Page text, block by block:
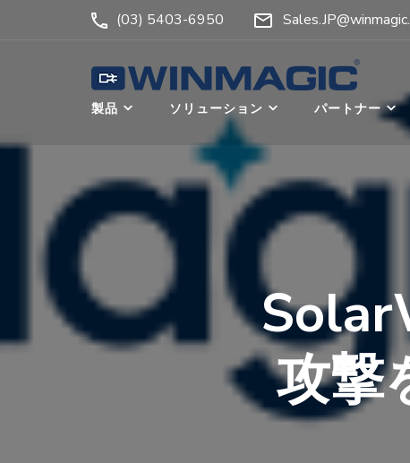
へ
(Enter
押
(03) 5403-6950
ウィンマジック・ジャ
Authicate. Encrypt. Archive.
製品 ソリューション パートナー
攻撃